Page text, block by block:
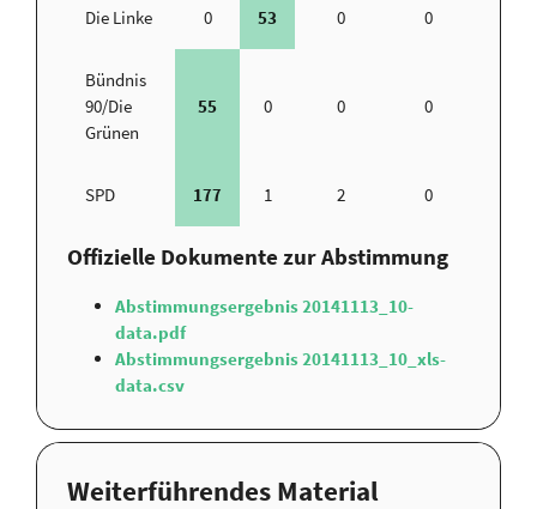
Die Linke 0 53 0 0
Bündnis
90/Die
Grünen
55 0 0 0
SPD 177 1 2 0
Offizielle Dokumente zur Abstimmung
Abstimmungsergebnis 20141113_10-
data.pdf
Abstimmungsergebnis 20141113_10_xls-
data.csv
Weiterführendes Material